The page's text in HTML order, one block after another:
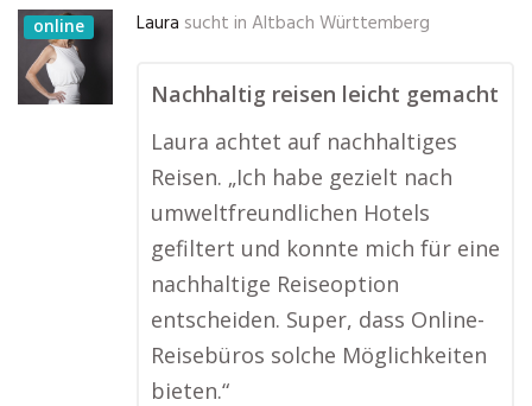
online Laura sucht in Altbach Württemberg
Nachhaltig reisen leicht gemacht
Laura achtet auf nachhaltiges
Reisen. „Ich habe gezielt nach
umweltfreundlichen Hotels
gefiltert und konnte mich für eine
nachhaltige Reiseoption
entscheiden. Super, dass Online-
Reisebüros solche Möglichkeiten
bieten.“